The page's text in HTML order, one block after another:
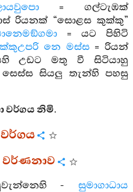
= ගල්ටැඹක්
රියනක් “සොළස කුක්කු”
= යට පිහිටි
නෙ මස්ස= රියන්
උඩට මතු වී සිටියාහු
සෙස්ස සියලු තැන්හි පහසු
වර්ගය නිමි.
වර්ගය
වර්ණනාව
- සුමාගාධාය